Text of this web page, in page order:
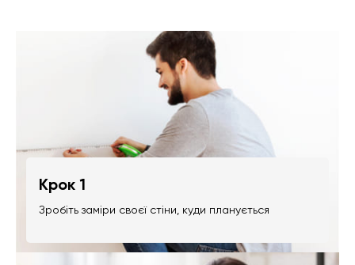
Крок 1
Зробіть заміри своєї стіни, куди планується